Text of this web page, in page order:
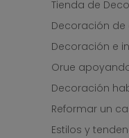
Tienda de
Decoración de
Decoración e
Orue
Decoración
Reformar un
Estilos y